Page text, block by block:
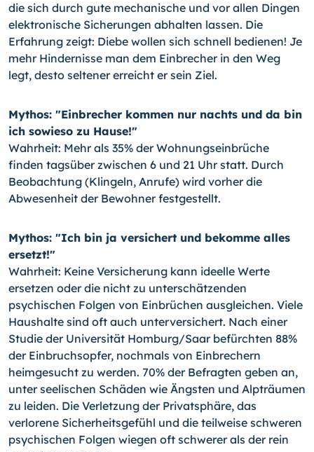
die sich durch gute mechanische und vor allen Dingen
elektronische Sicherungen abhalten lassen. Die
Erfahrung zeigt: Diebe wollen sich schnell bedienen! Je
mehr Hindernisse man dem Einbrecher in den Weg
legt, desto seltener erreicht er sein Ziel.
Mythos: "Einbrecher kommen nur nachts und da bin
ich sowieso zu Hause!"
Wahrheit: Mehr als 35% der Wohnungseinbrüche
finden tagsüber zwischen 6 und 21 Uhr statt. Durch
Beobachtung (Klingeln, Anrufe) wird vorher die
Abwesenheit der Bewohner festgestellt.
Mythos: "Ich bin ja versichert und bekomme alles
ersetzt!"
Wahrheit: Keine Versicherung kann ideelle Werte
ersetzen oder die nicht zu unterschätzenden
psychischen Folgen von Einbrüchen ausgleichen. Viele
Haushalte sind oft auch unterversichert. Nach einer
Studie der Universität Homburg/Saar befürchten 88%
der Einbruchsopfer, nochmals von Einbrechern
heimgesucht zu werden. 70% der Befragten geben an,
unter seelischen Schäden wie Ängsten und Alpträumen
zu leiden. Die Verletzung der Privatsphäre, das
verlorene Sicherheitsgefühl und die teilweise schweren
psychischen Folgen wiegen oft schwerer als der rein